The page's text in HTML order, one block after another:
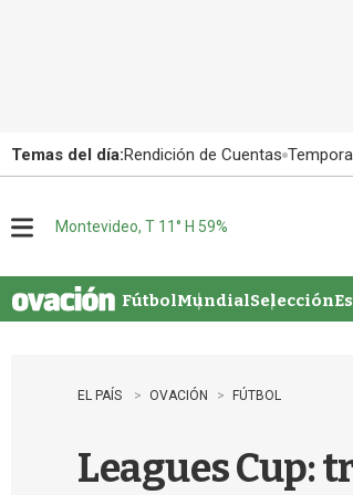
Temas del día:Rendición de Cuentas
u
Montevideo, T 11° H 59%
FútbolMundialSelección
EL PAÍS OVACIÓN FÚTBOL
Leagues Cup: